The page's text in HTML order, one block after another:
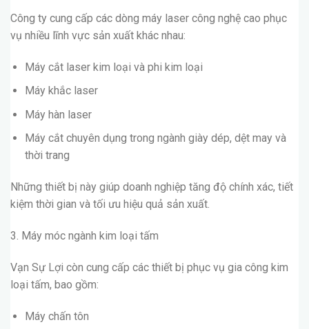
Công ty cung cấp các dòng máy laser công nghệ cao phục
vụ nhiều lĩnh vực sản xuất khác nhau:
Máy cắt laser kim loại và phi kim loại
Máy khắc laser
Máy hàn laser
Máy cắt chuyên dụng trong ngành giày dép, dệt may và
thời trang
Những thiết bị này giúp doanh nghiệp tăng độ chính xác, tiết
kiệm thời gian và tối ưu hiệu quả sản xuất.
3. Máy móc ngành kim loại tấm
Vạn Sự Lợi còn cung cấp các thiết bị phục vụ gia công kim
loại tấm, bao gồm:
Máy chấn tôn